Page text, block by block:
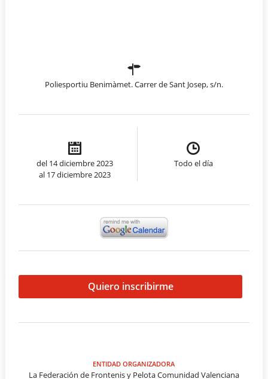
Poliesportiu Benimàmet. Carrer de Sant Josep, s/n.
del 14 diciembre 2023
al 17 diciembre 2023
Todo el día
Quiero inscribirme
ENTIDAD ORGANIZADORA
La Federación de Frontenis y Pelota Comunidad Valenciana